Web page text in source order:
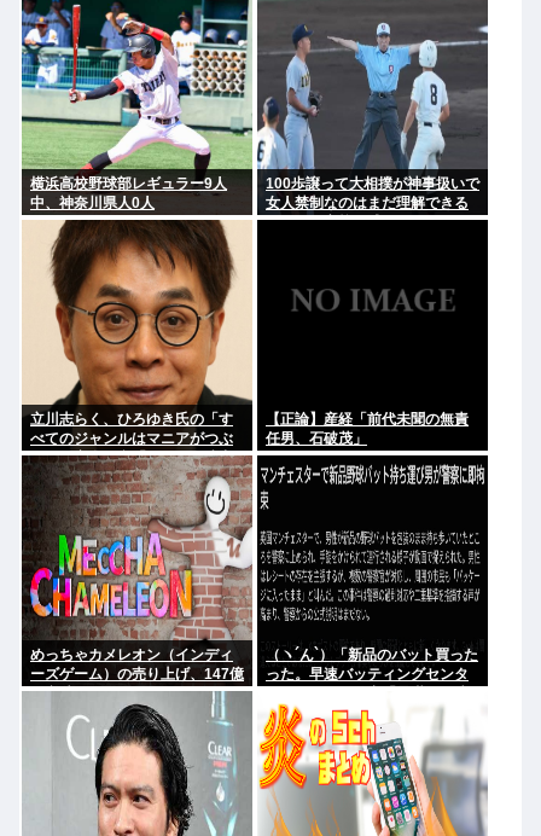
幹部役で
横浜高校野球部レギュラー9人
中、神奈川県人0人
100歩譲って大相撲が神事扱いで
女人禁制なのはまだ理解できる
として、高校野球のグラウンド
立川志らく、ひろゆき氏の「す
べてのジャンルはマニアがつぶ
す」に完全同意「そういう連中
が落語をつぶす」
【正論】産経「前代未聞の無責
任男、石破茂」
めっちゃカメレオン（インディ
ーズゲーム）の売り上げ、147億
円突破www
（ヽ´ん`）「新品のバット買った
った。早速バッティングセンタ
捕する！（ヽ°ん°）「」